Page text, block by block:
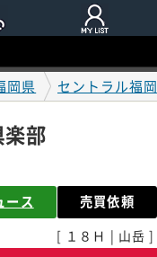
岡県 セントラル福
部
ース 売買依頼
[ １８Ｈ | 山岳 ]